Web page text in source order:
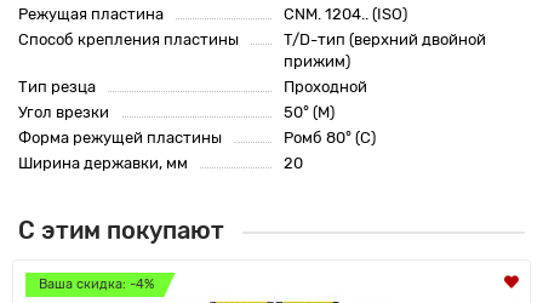
Режущая пластина
CNM. 1204.. (ISO)
Способ крепления пластины
T/D-тип (верхний двойной
прижим)
Тип резца
Проходной
Угол врезки
50° (M)
Форма режущей пластины
Ромб 80° (C)
Ширина державки, мм
20
С этим покупают
Ваша скидка: -4%